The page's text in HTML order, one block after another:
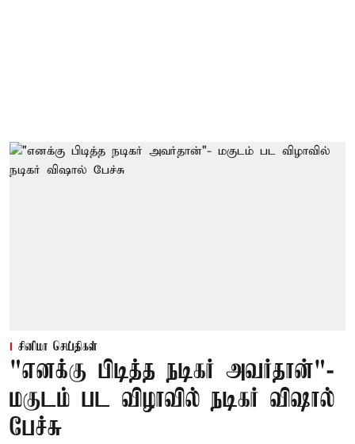
சினிமா செய்திகள்
"எனக்கு பிடித்த நடிகர் அவர்தான்"-
மகுடம் பட விழாவில் நடிகர் விஷால்
பேச்சு